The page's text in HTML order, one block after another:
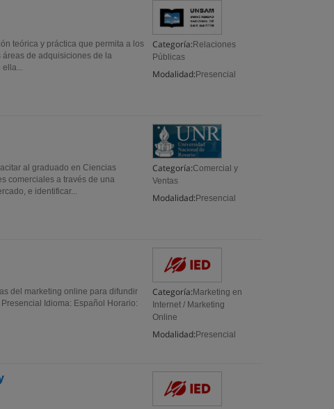
Categoría: Relaciones
Públicas
Modalidad: Presencial
teórica y práctica que permita a los
de adquisiciones de la
ella...
Categoría:Comercial y
Ventas
Modalidad: Presencial
al graduado en Ciencias
comerciales a través de una
e identificar...
Categoría: Marketing en
Internet / Marketing
Online
Modalidad: Presencial
del marketing online para difundir
Idioma: Español Horario: